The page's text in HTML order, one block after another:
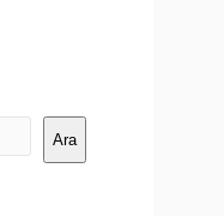
Ara